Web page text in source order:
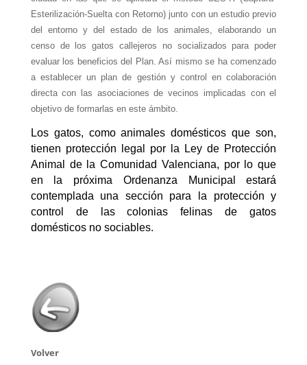
Esterilización-Suelta con Retorno) junto con un estudio previo
del entorno y del estado de los animales, elaborando un
censo de los gatos callejeros no socializados para poder
evaluar los beneficios del Plan. Así mismo se ha comenzado
a establecer un plan de gestión y control en colaboración
directa con las asociaciones de vecinos implicadas con el
objetivo de formarlas en este ámbito.
Los gatos, como animales domésticos que son,
tienen protección legal por la Ley de Protección
Animal de la Comunidad Valenciana, por lo que
en la próxima Ordenanza Municipal estará
contemplada una sección para la protección y
control de las colonias felinas de gatos
domésticos no sociables.
Volver